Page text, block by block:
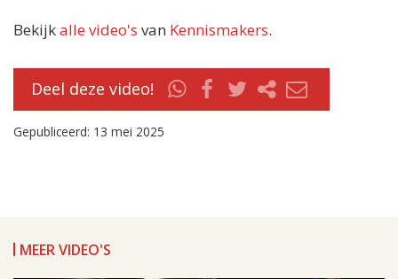
Bekijkalle video's van Kennismakers.
Deel deze video!
Gepubliceerd: 13 mei 2025
MEER VIDEO'S